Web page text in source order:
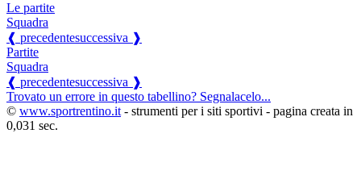
Le partite
Squadra
❰ precedentesuccessiva ❱
Partite
Squadra
❰ precedentesuccessiva ❱
Trovato un errore in questo tabellino? Segnalacelo...
© www.sportrentino.it - strumenti per i siti sportivi - pagina creata in
0,031 sec.